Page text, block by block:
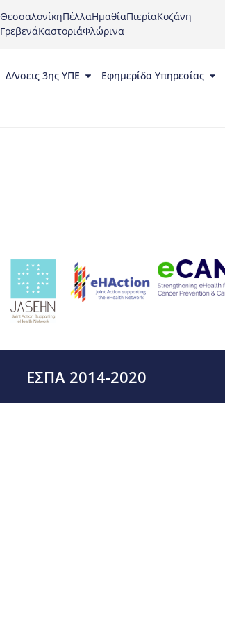
ΘεσσαλονίκηΠέλλαΗμαθίαΠιερίαΚοζάνη
ΓρεβενάΚαστοριάΦλώρινα
Δ/νσεις 3ης ΥΠΕ Εφημερίδα Υπηρεσίας
ΕΣΠΑ 2014-2020